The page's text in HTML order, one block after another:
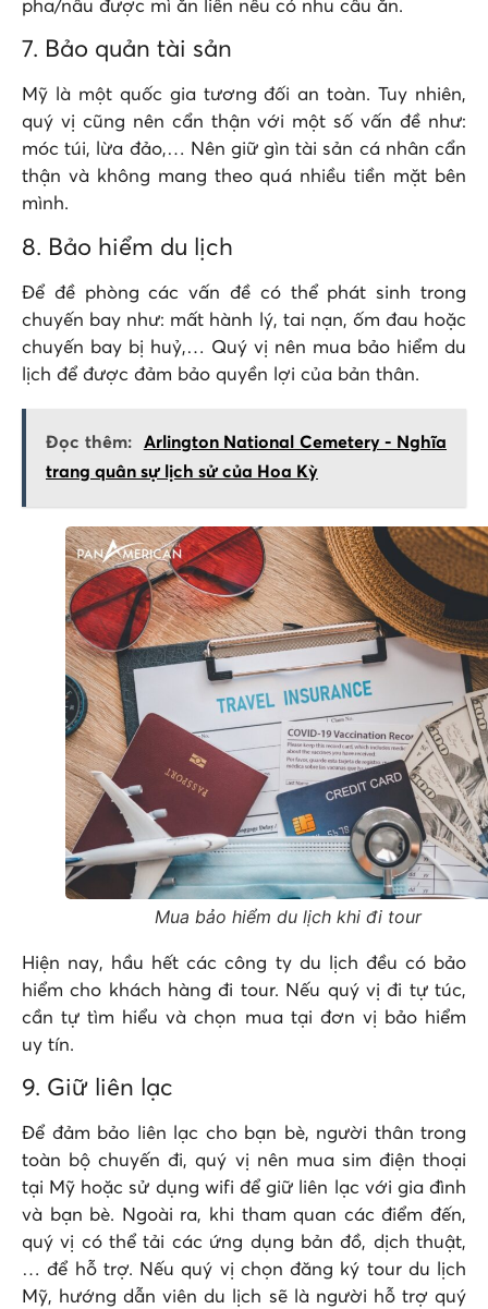
pha/nấu được mì ăn liền nếu có nhu cầu ăn.
7. Bảo quản tài sản
Mỹ là một quốc gia tương đối an toàn. Tuy nhiên,
quý vị cũng nên cẩn thận với một số vấn đề như:
móc túi, lừa đảo,… Nên giữ gìn tài sản cá nhân cẩn
thận và không mang theo quá nhiều tiền mặt bên
mình.
8. Bảo hiểm du lịch
Để đề phòng các vấn đề có thể phát sinh trong
chuyến bay như: mất hành lý, tai nạn, ốm đau hoặc
chuyến bay bị huỷ,… Quý vị nên mua bảo hiểm du
lịch để được đảm bảo quyền lợi của bản thân.
Đọc thêm:
Arlington National Cemetery - Nghĩa
trang quân sự lịch sử của Hoa Kỳ
Mua bảo hiểm du lịch khi đi tour
Hiện nay, hầu hết các công ty du lịch đều có bảo
hiểm cho khách hàng đi tour. Nếu quý vị đi tự túc,
cần tự tìm hiểu và chọn mua tại đơn vị bảo hiểm
uy tín.
9. Giữ liên lạc
Để đảm bảo liên lạc cho bạn bè, người thân trong
toàn bộ chuyến đi, quý vị nên mua sim điện thoại
tại Mỹ hoặc sử dụng wifi để giữ liên lạc với gia đình
và bạn bè. Ngoài ra, khi tham quan các điểm đến,
quý vị có thể tải các ứng dụng bản đồ, dịch thuật,
… để hỗ trợ. Nếu quý vị chọn đăng ký tour du lịch
Mỹ, hướng dẫn viên du lịch sẽ là người hỗ trợ quý